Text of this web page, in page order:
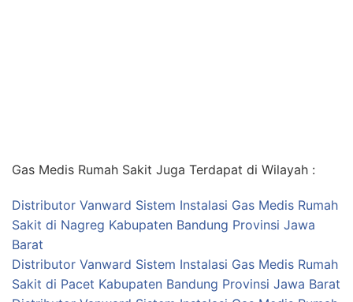
Gas Medis Rumah Sakit Juga Terdapat di Wilayah :
Distributor Vanward Sistem Instalasi Gas Medis Rumah
Sakit di Nagreg Kabupaten Bandung Provinsi Jawa
Barat
Distributor Vanward Sistem Instalasi Gas Medis Rumah
Sakit di Pacet Kabupaten Bandung Provinsi Jawa Barat